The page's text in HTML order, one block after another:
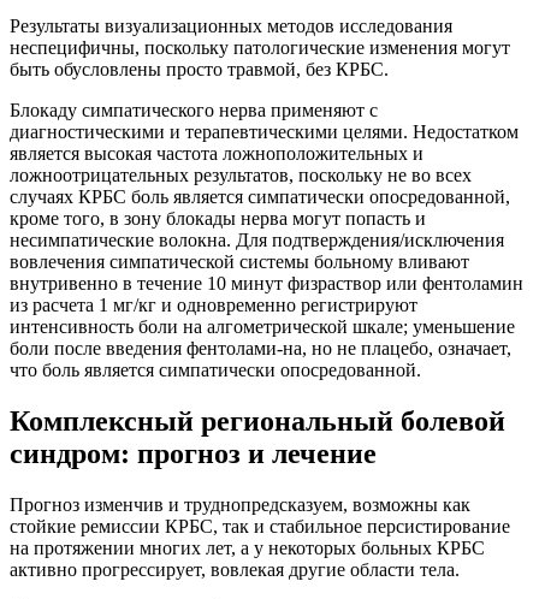
Результаты визуализационных методов исследования
неспецифичны, поскольку патологические изменения могут
быть обусловлены просто травмой, без КРБС.
Блокаду симпатического нерва применяют с
диагностическими и терапевтическими целями. Недостатком
является высокая частота ложноположительных и
ложноотрицательных результатов, поскольку не во всех
случаях КРБС боль является симпатически опосредованной,
кроме того, в зону блокады нерва могут попасть и
несимпатические волокна. Для подтверждения/исключения
вовлечения симпатической системы больному вливают
внутривенно в течение 10 минут физраствор или фентоламин
из расчета 1 мг/кг и одновременно регистрируют
интенсивность боли на алгометрической шкале; уменьшение
боли после введения фентолами-на, но не плацебо, означает,
что боль является симпатически опосредованной.
Комплексный региональный болевой
синдром: прогноз и лечение
Прогноз изменчив и труднопредсказуем, возможны как
стойкие ремиссии КРБС, так и стабильное персистирование
на протяжении многих лет, а у некоторых больных КРБС
активно прогрессирует, вовлекая другие области тела.